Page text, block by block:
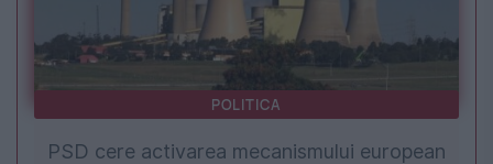
POLITICA
PSD cere activarea mecanismului european